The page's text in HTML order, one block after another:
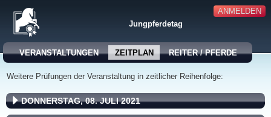
ANMELDEN
Jungpferdetag
VERANSTALTUNGEN ZEITPLAN REITER / PFERDE
Weitere Prüfungen der Veranstaltung in zeitlicher Reihenfolge:
DONNERSTAG, 08. JULI 2021